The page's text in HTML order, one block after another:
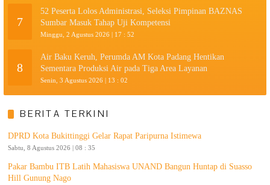
7
52 Peserta Lolos Administrasi, Seleksi Pimpinan BAZNAS
Sumbar Masuk Tahap Uji Kompetensi
Minggu, 2 Agustus 2026 | 17 : 52
8
Air Baku Keruh, Perumda AM Kota Padang Hentikan
Sementara Produksi Air pada Tiga Area Layanan
Senin, 3 Agustus 2026 | 13 : 02
BERITA TERKINI
DPRD Kota Bukittinggi Gelar Rapat Paripurna Istimewa
Sabtu, 8 Agustus 2026 | 08 : 35
Pakar Bambu ITB Latih Mahasiswa UNAND Bangun Huntap di Suasso
Hill Gunung Nago